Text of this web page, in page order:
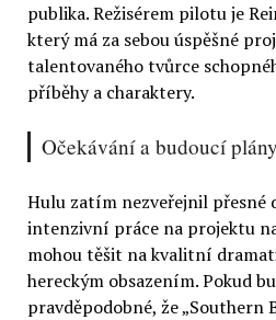
publika. Režisérem pilotu je
který má za sebou úspěšné
talentovaného tvůrce
příběhy a charaktery.
Očekávání a budoucí plány
Hulu zatím nezveřejnil přesné
intenzivní práce na projektu
mohou těšit na kvalitní
hereckým obsazením. Pokud
pravděpodobné, že „Southern